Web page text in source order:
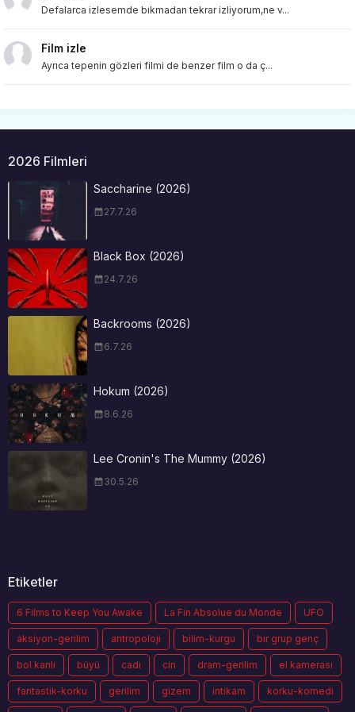
Defalarca izlesemde bıkmadan tekrar izliyorum,ne v...
Film izle
Ayrıca tepenin gözleri filmi de benzer film o da ç...
2026 Filmleri
Saccharine (2026)
27.7.26
Black Box (2026)
24.7.26
Backrooms (2026)
6.7.26
Hokum (2026)
8.6.26
Lee Cronin's The Mummy (2026)
30.5.26
Etiketler
6 Films to Keep You Awake La Fin Absolue du Monde UFO
aksiyon-gerilim antropoloji bilim-kurgu bir grup genç
bol kanlı büyü cadı cin dram-gerilim el kamerası
fantastik-korku gerilim gizem intikam korku-komedi